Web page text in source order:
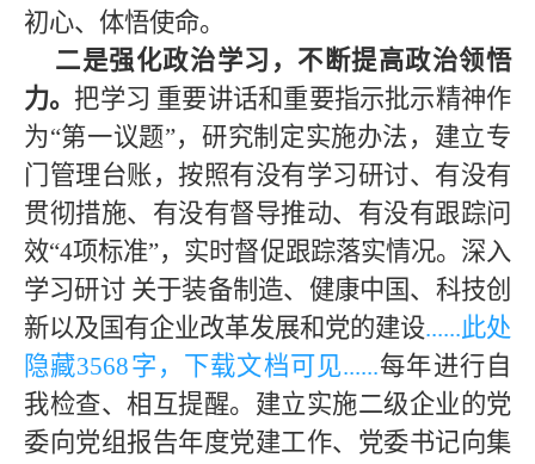
初心、体悟使命。
二是强化政治学习，不断提高政治领悟
力。 把学习 重要讲话和重要指示批示精神作
为“第一议题”，研究制定实施办法，建立专
门管理台账，按照有没有学习研讨、有没有
贯彻措施、有没有督导推动、有没有跟踪问
效“4项标准”，实时督促跟踪落实情况。深入
学习研讨 关于装备制造、健康中国、科技创
新以及国有企业改革发展和党的建设......此处
隐藏3568字，下载文档可见......每年进行自
我检查、相互提醒。建立实施二级企业的党
委向党组报告年度党建工作、党委书记向集